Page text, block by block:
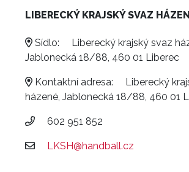
LIBERECKÝ KRAJSKÝ SVAZ
Sídlo:
Liberecký krajský svaz
Jablonecká 18/88, 460 01 Liberec
Kontaktní adresa:
Liberecký
házené, Jablonecká 18/88, 460 01
602 951 852
LKSH@handball.cz